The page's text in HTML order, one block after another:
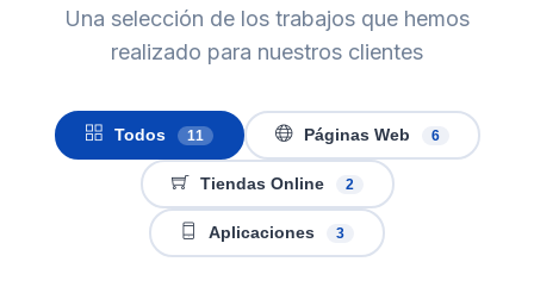
Una selección de los trabajos que hemos
realizado para nuestros clientes
Todos 11 Páginas Web 6
Tiendas Online 2
Aplicaciones 3